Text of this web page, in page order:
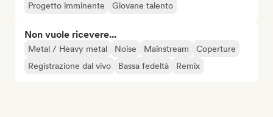
Progetto imminente
Giovane talento
Non vuole ricevere...
Metal / Heavy metal Noise Mainstream
Coperture
Registrazione dal vivo
Bassa fedeltà Remix